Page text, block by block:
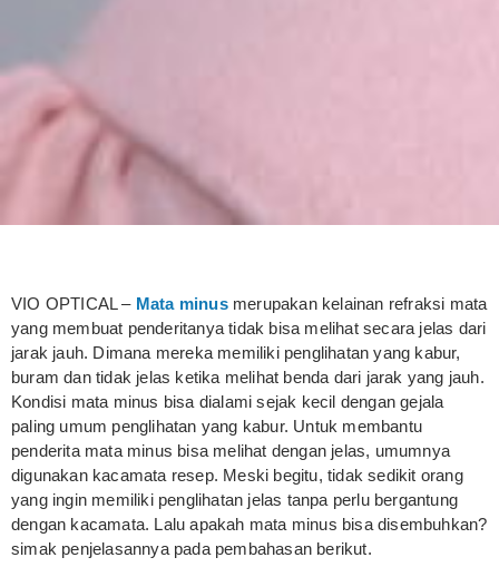
VIO OPTICAL – Mata minusmerupakan kelainan refraksi mata
yang membuat penderitanya tidak bisa melihat secara jelas dari
jarak jauh. Dimana mereka memiliki penglihatan yang kabur,
buram dan tidak jelas ketika melihat benda dari jarak yang jauh.
Kondisi mata minus bisa dialami sejak kecil dengan gejala
paling umum penglihatan yang kabur. Untuk membantu
penderita mata minus bisa melihat dengan jelas, umumnya
digunakan kacamata resep. Meski begitu, tidak sedikit orang
yang ingin memiliki penglihatan jelas tanpa perlu bergantung
dengan kacamata. Lalu apakah mata minus bisa disembuhkan?
simak penjelasannya pada pembahasan berikut.